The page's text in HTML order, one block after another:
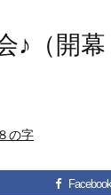
♪（開
８の字
Facebook